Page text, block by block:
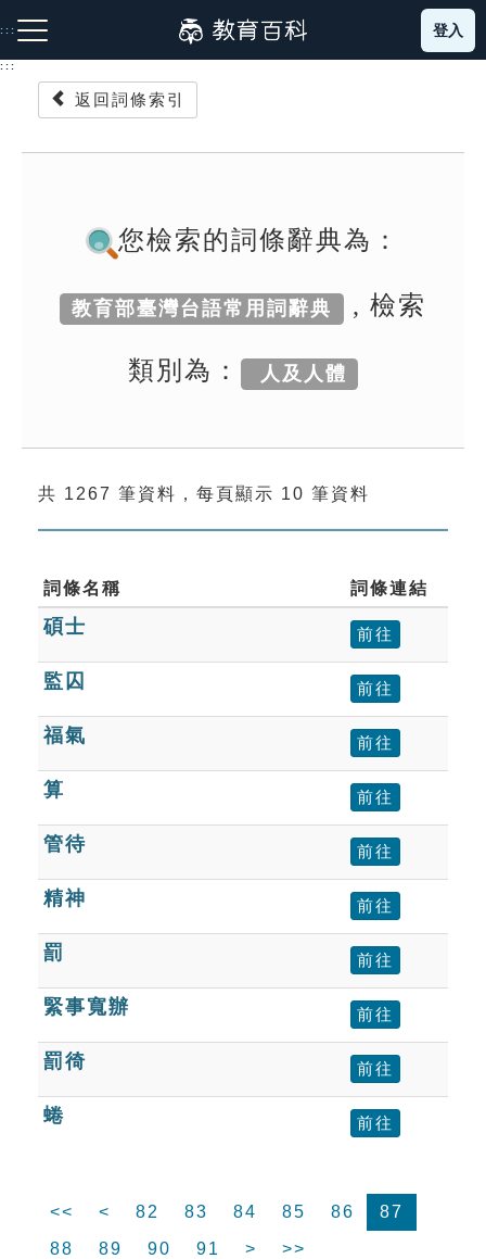
到
主
:::
成語故事
索引選單
單字索引
生命大百科索引
遊戲專區
教學應用
貓頭鷹博士
登入
:::
返回詞條索引
您檢索的詞條辭典為：
教育部臺灣台語常用詞辭典 , 檢索
類別為： 人及人體
共 1267 筆資料，每頁顯示 10 筆資料
詞條名稱 詞條連結
碩士 前往
監囚 前往
福氣 前往
算 前往
管待 前往
精神 前往
罰 前往
緊事寬辦 前往
罰徛 前往
蜷 前往
<< < 82 83 84 85 86
87
88
89 90 91 > >>